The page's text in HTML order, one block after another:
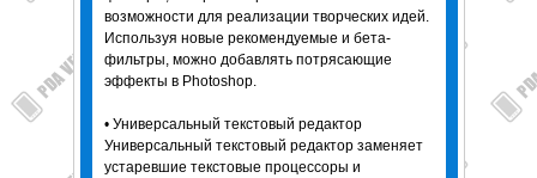
возможности для реализации творческих идей.
Используя новые рекомендуемые и бета-
фильтры, можно добавлять потрясающие
эффекты в Photoshop.
• Универсальный текстовый редактор
Универсальный текстовый редактор заменяет
устаревшие текстовые процессоры и